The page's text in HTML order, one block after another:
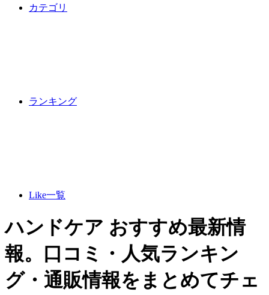
カテゴリ
ランキング
Like一覧
ハンドケア おすすめ最新情
報。口コミ・人気ランキン
グ・通販情報をまとめてチェ